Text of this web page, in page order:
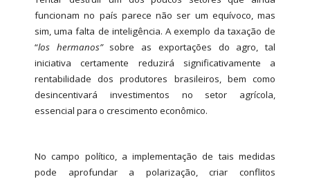
funcionam no país parece não ser um equívoco, mas
sim, uma falta de inteligência. A exemplo da taxação de
“los hermanos”sobre as exportações do agro, tal
iniciativa certamente reduzirá significativamente a
rentabilidade dos produtores brasileiros, bem como
desincentivará investimentos no setor agrícola,
essencial para o crescimento econômico.
No campo político, a implementação de tais medidas
pode aprofundar a polarização, criar conflitos